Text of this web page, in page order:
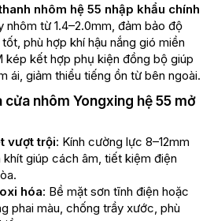
nhôm hệ 55 nhập khẩu chính
nhôm từ 1.4–2.0mm, đảm bảo độ
phù hợp khí hậu nắng gió miền
kép kết hợp phụ kiện đồng bộ giúp
ái, giảm thiểu tiếng ồn từ bên ngoài.
nhôm Yongxing hệ 55 mở
vượt trội: Kính cường lực 8–12mm
giúp cách âm, tiết kiệm điện
hóa: Bề mặt sơn tĩnh điện hoặc
phai màu, chống trầy xước, phù